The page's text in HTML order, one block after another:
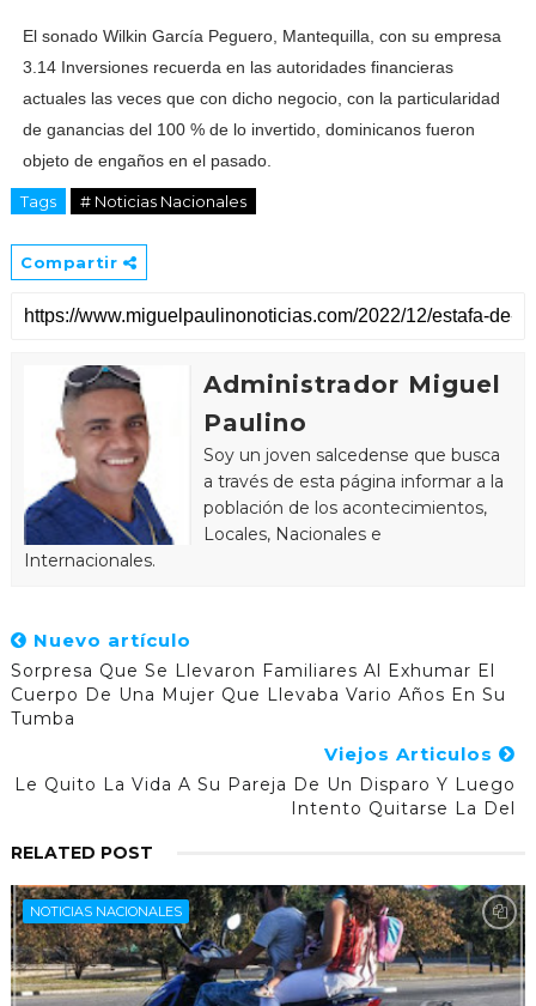
El sonado Wilkin García Peguero, Mantequilla, con su empresa
3.14 Inversiones recuerda en las autoridades financieras
actuales las veces que con dicho negocio, con la particularidad
de ganancias del 100 % de lo invertido, dominicanos fueron
objeto de engaños en el pasado.
Tags # Noticias Nacionales
Compartir
Administrador Miguel
Paulino
Soy un joven salcedense que busca
a través de esta página informar a la
población de los acontecimientos,
Locales, Nacionales e
Internacionales.
Nuevo artículo
Sorpresa Que Se Llevaron Familiares Al Exhumar El
Cuerpo De Una Mujer Que Llevaba Vario Años En Su
Tumba
Viejos Articulos
Le Quito La Vida A Su Pareja De Un Disparo Y Luego
Intento Quitarse La Del
RELATED POST
NOTICIAS NACIONALES